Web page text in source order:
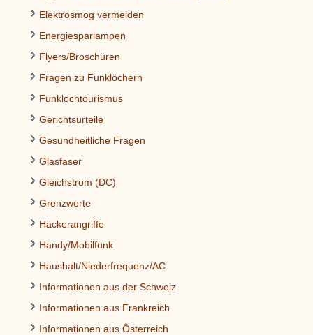
Elektrosmog vermeiden
Energiesparlampen
Flyers/Broschüren
Fragen zu Funklöchern
Funklochtourismus
Gerichtsurteile
Gesundheitliche Fragen
Glasfaser
Gleichstrom (DC)
Grenzwerte
Hackerangriffe
Handy/Mobilfunk
Haushalt/Niederfrequenz/AC
Informationen aus der Schweiz
Informationen aus Frankreich
Informationen aus Österreich